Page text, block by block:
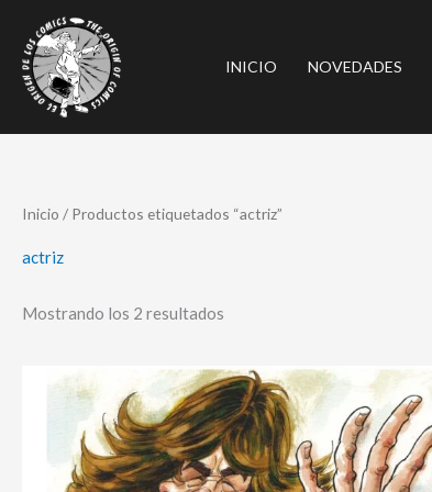
contenido
INICIO NOVEDADES
Inicio / Productos etiquetados “actriz”
actriz
Mostrando los 2 resultados
Ordenado
por